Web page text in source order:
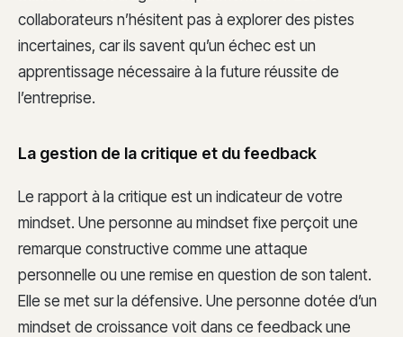
collaborateurs n’hésitent pas à explorer des pistes
incertaines, car ils savent qu’un échec est un
apprentissage nécessaire à la future réussite de
l’entreprise.
La gestion de la critique et du feedback
Le rapport à la critique est un indicateur de votre
mindset. Une personne au mindset fixe perçoit une
remarque constructive comme une attaque
personnelle ou une remise en question de son talent.
Elle se met sur la défensive. Une personne dotée d’un
mindset de croissance voit dans ce feedback une